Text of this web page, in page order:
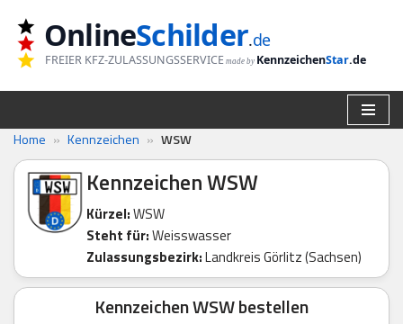
Zum
Inhalt
springen
OnlineSchilder.de
FREIER KFZ-ZULASSUNGSSERVICE made by KennzeichenStar.de
Home » Kennzeichen » WSW
Kennzeichen WSW
Kürzel:WSW
Steht für:Weisswasser
Zulassungsbezirk:Landkreis Görlitz (Sachsen)
Kennzeichen WSW bestellen